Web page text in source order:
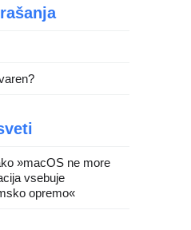
»macOS ne more
vsebuje
opremo«